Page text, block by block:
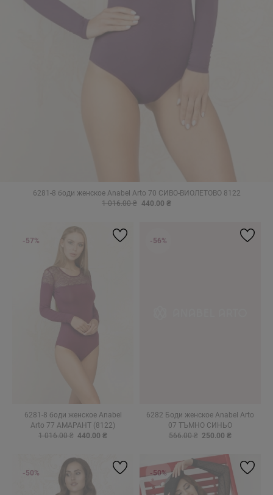
6281-8 боди женское Anabel Arto 70 СИВО-ВИОЛЕТОВО 8122
1 016.00 ₴ 440.00 ₴
6281-8 боди женское Anabel
Arto 77 АМАРАНТ (8122)
1 016.00 ₴ 440.00 ₴
-57%
6282 Боди женское Anabel Arto
07 ТЪМНО СИНЬО
566.00 ₴ 250.00 ₴
-56%
-50% -50%